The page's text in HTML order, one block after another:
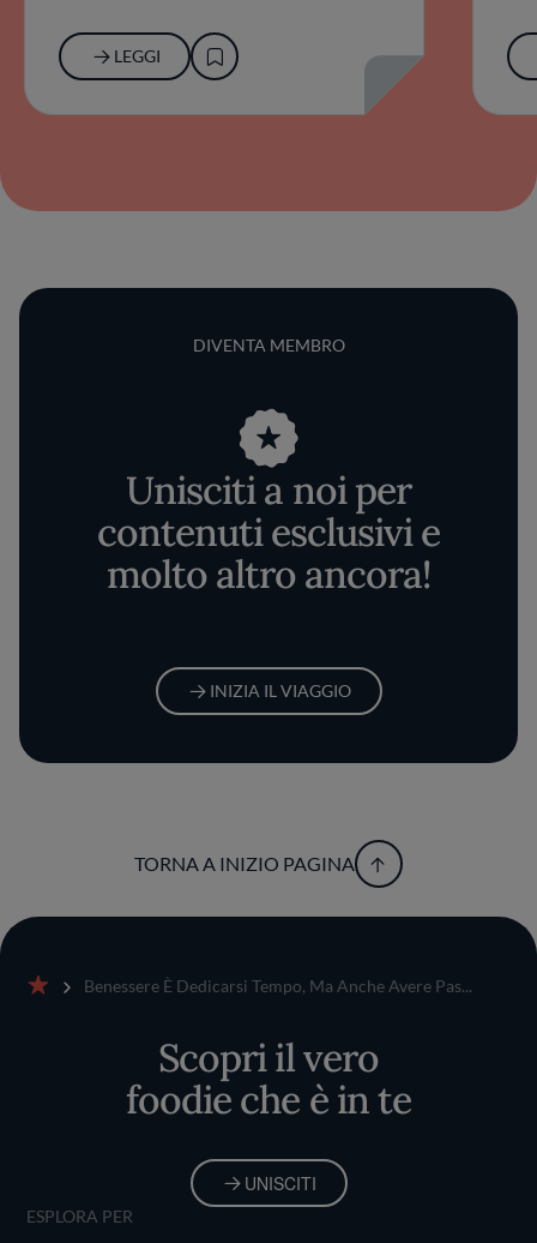
LEGGI
DIVENTA MEMBRO
Unisciti a noi per
contenuti esclusivi e
molto altro ancora!
INIZIA IL VIAGGIO
TORNA A INIZIO PAGINA
Benessere È Dedicarsi Tempo, Ma Anche Avere Pas...
Scopri il vero
foodie che è in te
UNISCITI
ESPLORA PER